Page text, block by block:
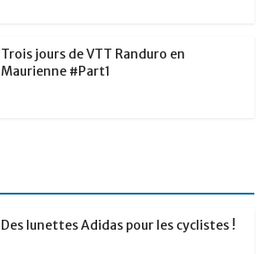
Trois jours de VTT Randuro en
Maurienne #Part1
Des lunettes Adidas pour les cyclistes !